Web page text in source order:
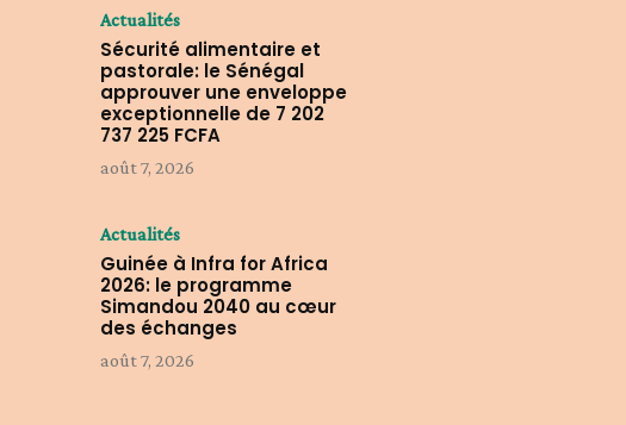
Actualités
Sécurité alimentaire et
pastorale: le Sénégal
approuver une enveloppe
exceptionnelle de 7 202
737 225 FCFA
août 7, 2026
Actualités
Guinée à Infra for Africa
2026: le programme
Simandou 2040 au cœur
des échanges
août 7, 2026